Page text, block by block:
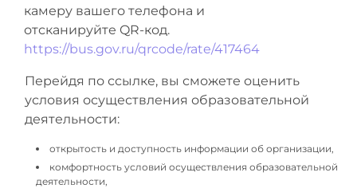
камеру вашего телефона и
отсканируйте QR-код.
https://bus.gov.ru/qrcode/rate/417464
Перейдя по ссылке, вы сможете оценить
условия осуществления образовательной
деятельности:
открытость и доступность информации об организации,
комфортность условий осуществления образовательной
деятельности,